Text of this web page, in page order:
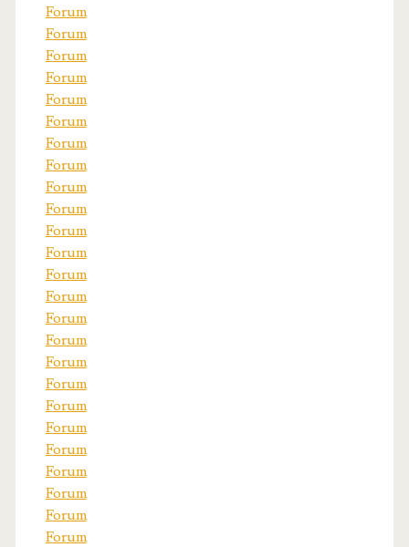
Forum
Forum
Forum
Forum
Forum
Forum
Forum
Forum
Forum
Forum
Forum
Forum
Forum
Forum
Forum
Forum
Forum
Forum
Forum
Forum
Forum
Forum
Forum
Forum
Forum